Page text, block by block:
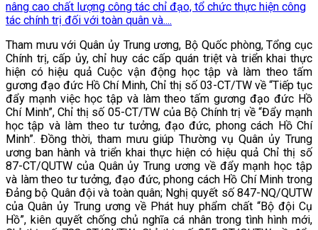
nâng cao chất lượng công tác chỉ đạo, tổ chức thực hiện công
tác chính trị đối với toàn quân và....
Tham mưu với Quân ủy Trung ương, Bộ Quốc phòng, Tổng cục
Chính trị, cấp ủy, chỉ huy các cấp quán triệt và triển khai thực
hiện có hiệu quả Cuộc vận động học tập và làm theo tấm
gương đạo đức Hồ Chí Minh, Chỉ thị số 03-CT/TW về “Tiếp tục
đẩy mạnh việc học tập và làm theo tấm gương đạo đức Hồ
Chí Minh”, Chỉ thị số 05-CT/TW của Bộ Chính trị về “Đẩy mạnh
học tập và làm theo tư tưởng, đạo đức, phong cách Hồ Chí
Minh”. Đồng thời, tham mưu giúp Thường vụ Quân ủy Trung
ương ban hành và triển khai thực hiện có hiệu quả Chỉ thị số
87-CT/QUTW của Quân ủy Trung ương về đẩy mạnh học tập
và làm theo tư tưởng, đạo đức, phong cách Hồ Chí Minh trong
Đảng bộ Quân đội và toàn quân; Nghị quyết số 847-NQ/QUTW
của Quân ủy Trung ương về Phát huy phẩm chất “Bộ đội Cụ
Hồ”, kiên quyết chống chủ nghĩa cá nhân trong tình hình mới,